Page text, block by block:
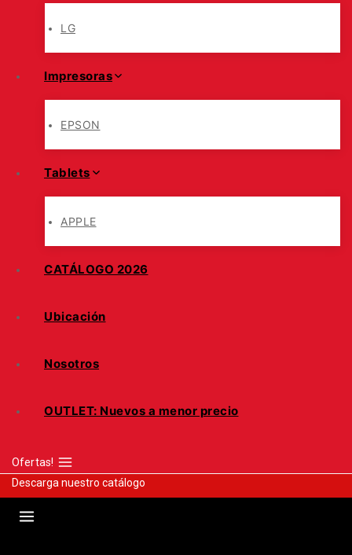
LG
Impresoras
EPSON
Tablets
APPLE
CATÁLOGO 2026
Ubicación
Nosotros
OUTLET: Nuevos a menor precio
Ofertas!
Descarga nuestro catálogo